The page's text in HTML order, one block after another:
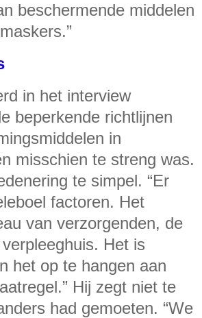
beschermende middelen
in het interview
beperkende richtlijnen
in
misschien te streng was.
te simpel. “Er
factoren. Het
van verzorgenden, de
Het is
het op te hangen aan
Hij zegt niet te
had gemoeten. “We